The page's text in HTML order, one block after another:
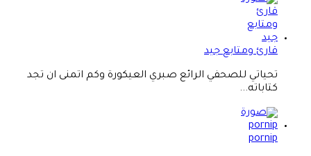
قارئ ومتابع جيد
تحياتي للصحفي الرائع صبري العيكورة وكم اتمنى ان تجد
كتاباته...
pornip